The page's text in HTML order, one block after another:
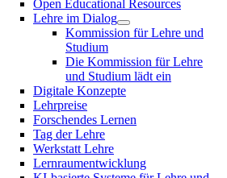
Open Educational Resources
Lehre im Dialog
Kommission für Lehre und
Studium
Die Kommission für Lehre
und Studium lädt ein
Digitale Konzepte
Lehrpreise
Forschendes Lernen
Tag der Lehre
Werkstatt Lehre
Lernraumentwicklung